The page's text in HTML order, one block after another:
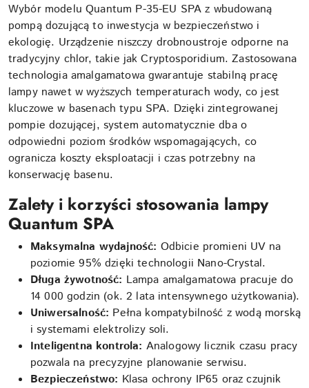
Wybór modelu Quantum P-35-EU SPA z wbudowaną
pompą dozującą to inwestycja w bezpieczeństwo i
ekologię. Urządzenie niszczy drobnoustroje odporne na
tradycyjny chlor, takie jak Cryptosporidium. Zastosowana
technologia amalgamatowa gwarantuje stabilną pracę
lampy nawet w wyższych temperaturach wody, co jest
kluczowe w basenach typu SPA. Dzięki zintegrowanej
pompie dozującej, system automatycznie dba o
odpowiedni poziom środków wspomagających, co
ogranicza koszty eksploatacji i czas potrzebny na
konserwację basenu.
Zalety i korzyści stosowania lampy
Quantum SPA
Maksymalna wydajność: Odbicie promieni UV na
poziomie 95% dzięki technologii Nano-Crystal.
Długa żywotność: Lampa amalgamatowa pracuje do
14 000 godzin (ok. 2 lata intensywnego użytkowania).
Uniwersalność: Pełna kompatybilność z wodą morską
i systemami elektrolizy soli.
Inteligentna kontrola: Analogowy licznik czasu pracy
pozwala na precyzyjne planowanie serwisu.
Bezpieczeństwo: Klasa ochrony IP65 oraz czujnik